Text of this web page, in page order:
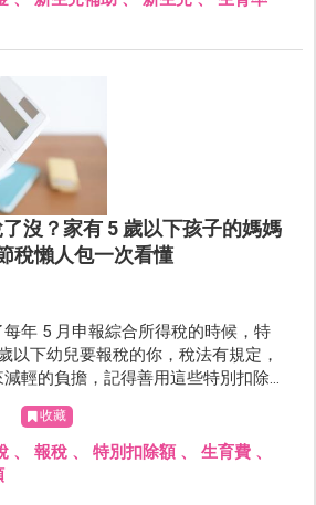
沒？家有 5 歲以下孩子的媽媽
稅懶人包一次看懂
年 5 月申報綜合所得稅的時候，特
以下幼兒要報稅的你，稅法有規定，
輕的負擔，記得善用這些特別扣除
收藏
、 報稅、 特別扣除額、 生育費、